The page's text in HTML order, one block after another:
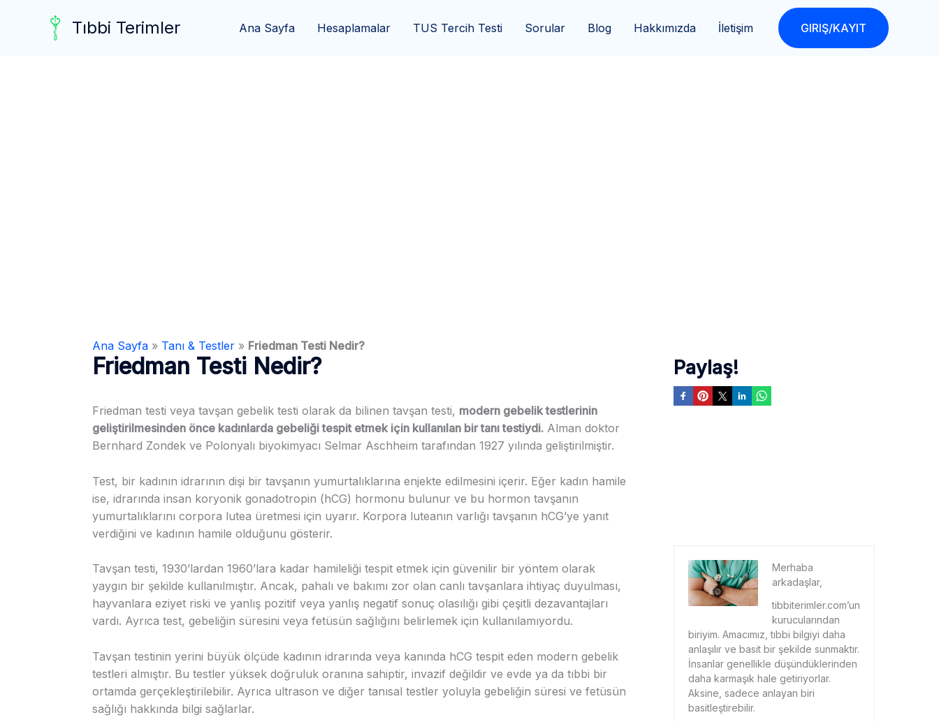
Tıbbi Terimler Ana Sayfa Hesaplamalar TUS Tercih Testi Sorular Blog Hakkımızda İletişim GIRIŞ/KAYIT
Ana Sayfa » Tanı & Testler » Friedman Testi Nedir?
Friedman Testi Nedir?
Friedman testi veya tavşan gebelik testi olarak da bilinen tavşan testi, modern gebelik testlerinin
geliştirilmesinden önce kadınlarda gebeliği tespit etmek için kullanılan bir tanı testiydi. Alman doktor
Bernhard Zondek ve Polonyalı biyokimyacı Selmar Aschheim tarafından 1927 yılında geliştirilmiştir.
Test, bir kadının idrarının dişi bir tavşanın yumurtalıklarına enjekte edilmesini içerir. Eğer kadın hamile
ise, idrarında insan koryonik gonadotropin (hCG) hormonu bulunur ve bu hormon tavşanın
yumurtalıklarını corpora lutea üretmesi için uyarır. Korpora luteanın varlığı tavşanın hCG’ye yanıt
verdiğini ve kadının hamile olduğunu gösterir.
Tavşan testi, 1930’lardan 1960’lara kadar hamileliği tespit etmek için güvenilir bir yöntem olarak
yaygın bir şekilde kullanılmıştır. Ancak, pahalı ve bakımı zor olan canlı tavşanlara ihtiyaç duyulması,
hayvanlara eziyet riski ve yanlış pozitif veya yanlış negatif sonuç olasılığı gibi çeşitli dezavantajları
vardı. Ayrıca test, gebeliğin süresini veya fetüsün sağlığını belirlemek için kullanılamıyordu.
Tavşan testinin yerini büyük ölçüde kadının idrarında veya kanında hCG tespit eden modern gebelik
testleri almıştır. Bu testler yüksek doğruluk oranına sahiptir, invazif değildir ve evde ya da tıbbi bir
ortamda gerçekleştirilebilir. Ayrıca ultrason ve diğer tanısal testler yoluyla gebeliğin süresi ve fetüsün
sağlığı hakkında bilgi sağlarlar.
Paylaş!
Merhaba
arkadaşlar,
tibbiterimler.com’un
kurucularından
biriyim. Amacımız, tıbbi bilgiyi daha
anlaşılır ve basit bir şekilde sunmaktır.
İnsanlar genellikle düşündüklerinden
daha karmaşık hale getiriyorlar.
Aksine, sadece anlayan biri
basitleştirebilir.